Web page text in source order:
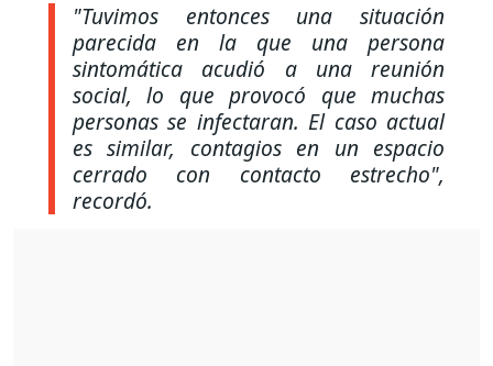
"Tuvimos entonces una situación
parecida en la que una persona
sintomática acudió a una reunión
social, lo que provocó que muchas
personas se infectaran. El caso actual
es similar, contagios en un espacio
cerrado con contacto estrecho",
recordó.